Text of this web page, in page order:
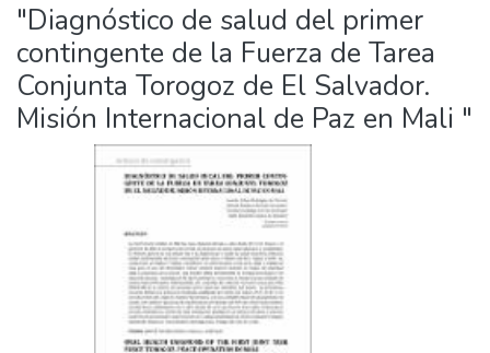
"Diagnóstico de salud del primer
contingente de la Fuerza de Tarea
Conjunta Torogoz de El Salvador.
Misión Internacional de Paz en Mali "